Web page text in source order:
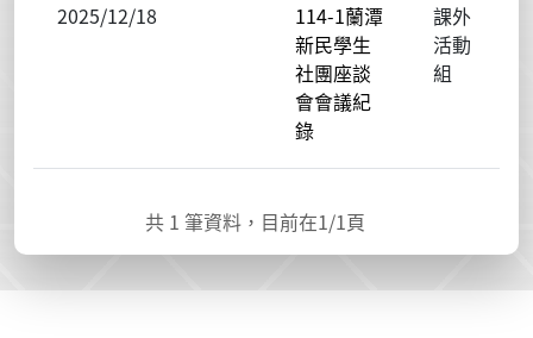
2025/12/18
114-1蘭潭
新民學生
社團座談
會會議紀
錄
課外
活動
組
共 1 筆資料，目前在1/1頁